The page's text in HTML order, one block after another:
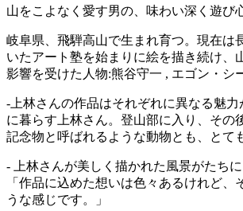
山をこよなく愛す男の、味わい深く遊び
岐阜県、飛騨高山で生まれ育つ。現在は
いたアート塾を始まりに絵を描き続け、
影響を受けた人物:熊谷守一 , エゴン・シ
-上林さんの作品はそれぞれに異なる魅
に暮らす上林さん。登山部に入り、その
記念物と呼ばれるような動物とも、とて
- 上林さんが美しく描かれた風景がたち
「作品に込めた想いは色々あるけれど
うな感じです。」